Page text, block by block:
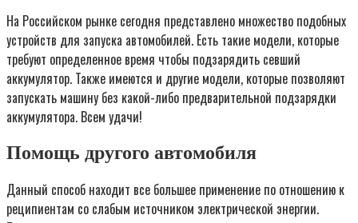
На Российском рынке сегодня представлено множество подобных
устройств для запуска автомобилей. Есть такие модели, которые
требуют определенное время чтобы подзарядить севший
аккумулятор. Также имеются и другие модели, которые позволяют
запускать машину без какой-либо предварительной подзарядки
аккумулятора. Всем удачи!
Помощь другого автомобиля
Данный способ находит все большее применение по отношению к
реципиентам со слабым источником электрической энергии.